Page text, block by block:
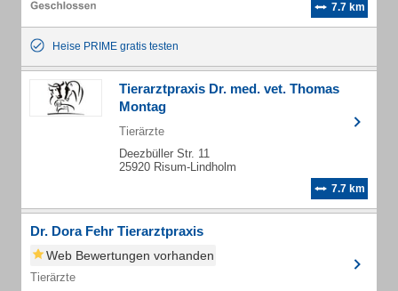
7.7 km
Heise PRIME gratis testen
Tierarztpraxis Dr. med. vet. Thomas
Montag
Tierärzte
Deezbüller Str. 11
25920 Risum-Lindholm
7.7 km
Dr. Dora Fehr Tierarztpraxis
Web Bewertungen vorhanden
Tierärzte